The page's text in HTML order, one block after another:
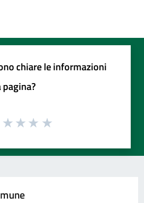
chiare le informazioni